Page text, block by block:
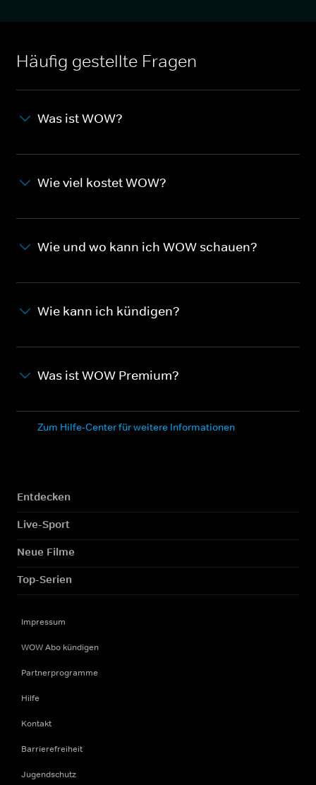
Häufig gestellte Fragen
Was ist WOW?
Wie viel kostet WOW?
Wie und wo kann ich WOW schauen?
Wie kann ich kündigen?
Was ist WOW Premium?
Zum Hilfe-Center für weitere Informationen
Entdecken
Live-Sport
Neue Filme
Top-Serien
Impressum
WOW Abo kündigen
Partnerprogramme
Hilfe
Kontakt
Barrierefreiheit
Jugendschutz